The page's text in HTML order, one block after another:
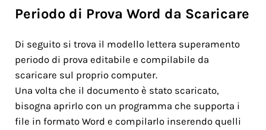
Periodo di Prova Word da Scaricare
Di seguito si trova il modello lettera superamento
periodo di prova editabile e compilabile da
scaricare sul proprio computer.
Una volta che il documento è stato scaricato,
bisogna aprirlo con un programma che supporta i
file in formato Word e compilarlo inserendo quelli